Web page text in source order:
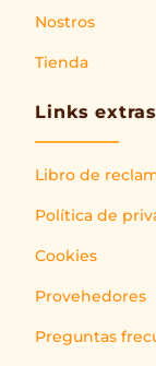
Nostros
Tienda
Links extras
Libro de
Política de
Cookies
Provehedores
Preguntas